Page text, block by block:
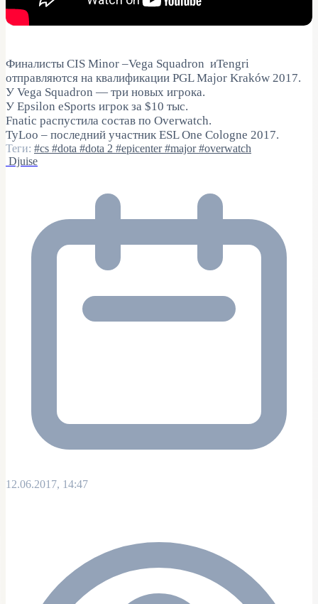
Финалисты CIS Minor –Vega Squadron иTengri
отправляются на квалификации PGL Major Kraków 2017.
У Vega Squadron — три новых игрока.
У Epsilon eSports игрок за $10 тыс.
Fnatic распустила состав по Overwatch.
TyLoo – последний участник ESL One Cologne 2017.
Теги: #cs #dota #dota 2 #epicenter#major#overwatch
Djuise
12.06.2017, 14:47